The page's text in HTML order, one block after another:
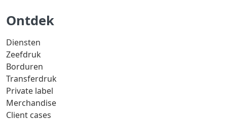
Ontdek
Diensten
Zeefdruk
Borduren
Transferdruk
Private label
Merchandise
Client cases